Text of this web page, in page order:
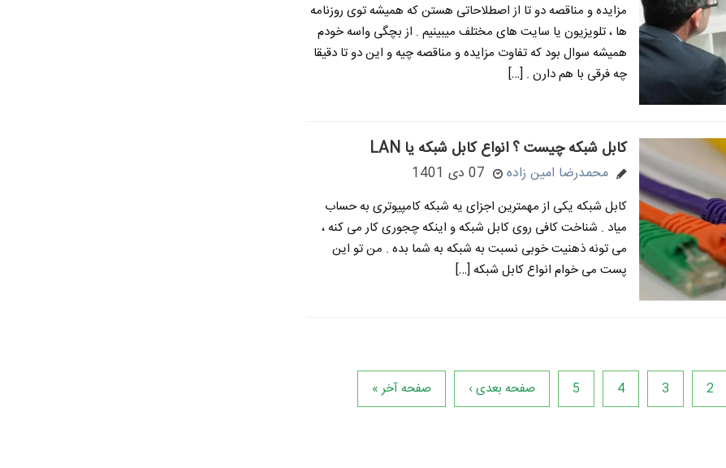
مزایده و مناقصه دو تا از اصطلاحاتی هستن که همیشه توی روزنامه
ها ، تلویزیون یا سایت های مختلف میبینیم . از بچگی واسه خودم
همیشه سوال بود که تفاوت مزایده و مناقصه چیه و این دو تا دقیقا
چه فرقی با هم دارن . […]
کابل شبکه چیست ؟ انواع کابل شبکه یا LAN
محمدرضا امین زاده 07 دی 1401
کابل شبکه یکی از مهمترین اجزای یه شبکه کامپیوتری به حساب
میاد . شناخت کافی روی کابل شبکه و اینکه چجوری کار می کنه ،
می تونه ذهنیت خوبی نسبت به شبکه به شما بده . من تو این
پست می خوام انواع کابل شبکه […]
2
3
4
5 صفحه بعدی › صفحه آخر »